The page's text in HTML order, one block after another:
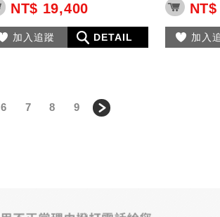
NT$ 19,400
加入追蹤 DETAIL
NT$
加入
6 7 8 9 ＞